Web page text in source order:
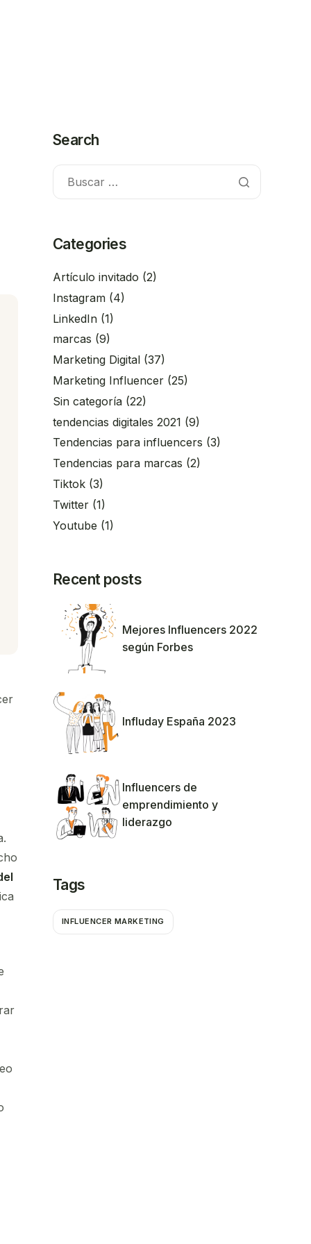
Search
Categories
Artículo invitado (2)
Instagram (4)
LinkedIn (1)
marcas (9)
Marketing Digital (37)
Marketing Influencer (25)
Sin categoría (22)
tendencias digitales 2021 (9)
Tendencias para influencers (3)
Tendencias para marcas (2)
Tiktok (3)
Twitter (1)
Youtube (1)
Recent posts
Mejores Influencers 2022
según Forbes
Influday España 2023
Influencers de
emprendimiento y
liderazgo
Tags
INFLUENCER MARKETING